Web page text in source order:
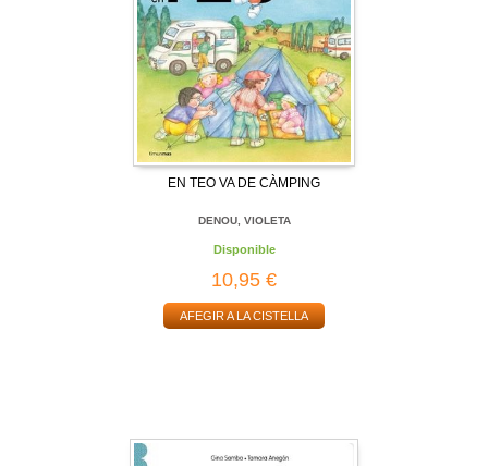
EN TEO VA DE CÀMPING
DENOU, VIOLETA
Disponible
10,95 €
AFEGIR A LA CISTELLA